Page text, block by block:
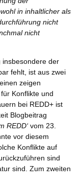
in inhaltlicher als
nicht
nicht
insbesondere der
fehlt, ist aus zwei
zeigen
Konflikte und
bei REDD+ ist
Blogbeitrag
REDD‘ vom 23.
vor diesem
Konflikte auf
sind
sind. Zum zweiten